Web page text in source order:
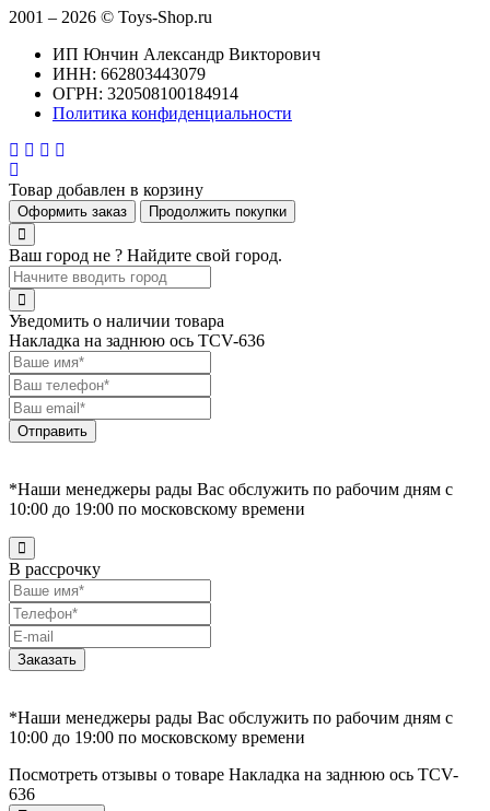
2001 – 2026 © Toys-Shop.ru
ИП Юнчин Александр Викторович
ИНН: 662803443079
ОГРН: 320508100184914
Политика конфиденциальности
Товар добавлен в корзину
Оформить заказ Продолжить покупки
Ваш город не ? Найдите свой город.
Уведомить о наличии товара
Накладка на заднюю ось TCV-636
Отправить
*Наши менеджеры рады Вас обслужить по рабочим дням с
10:00 до 19:00 по московскому времени
В рассрочку
Заказать
*Наши менеджеры рады Вас обслужить по рабочим дням с
10:00 до 19:00 по московскому времени
Посмотреть отзывы о товаре Накладка на заднюю ось TCV-
636